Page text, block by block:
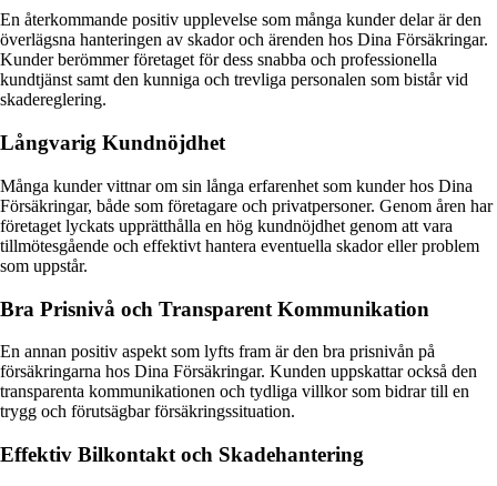
En återkommande positiv upplevelse som många kunder delar är den
överlägsna hanteringen av skador och ärenden hos Dina Försäkringar.
Kunder berömmer företaget för dess snabba och professionella
kundtjänst samt den kunniga och trevliga personalen som bistår vid
skadereglering.
Långvarig Kundnöjdhet
Många kunder vittnar om sin långa erfarenhet som kunder hos Dina
Försäkringar, både som företagare och privatpersoner. Genom åren har
företaget lyckats upprätthålla en hög kundnöjdhet genom att vara
tillmötesgående och effektivt hantera eventuella skador eller problem
som uppstår.
Bra Prisnivå och Transparent Kommunikation
En annan positiv aspekt som lyfts fram är den bra prisnivån på
försäkringarna hos Dina Försäkringar. Kunden uppskattar också den
transparenta kommunikationen och tydliga villkor som bidrar till en
trygg och förutsägbar försäkringssituation.
Effektiv Bilkontakt och Skadehantering